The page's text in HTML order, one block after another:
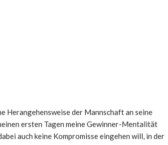
Herangehensweise der Mannschaft an seine
ersten Tagen meine Gewinner-Mentalität
auch keine Kompromisse eingehen will, in der